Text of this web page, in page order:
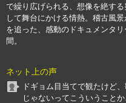
で繰り広げられる、想像を絶す
して舞台にかける情熱。稽古風
を追った、感動のドキュメンタ
間。
ネット上の声
ドギョム目当てで観たけど
じゃないってこういうこと